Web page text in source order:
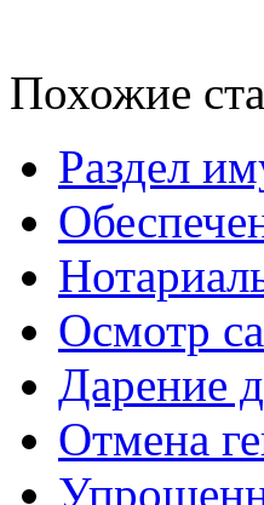
Похожие
Раздел
Осмотр
Дарение
Отмена